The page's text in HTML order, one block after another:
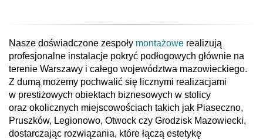
Nasze doświadczone zespoły montażowe realizują
profesjonalne instalacje pokryć podłogowych głównie na
terenie Warszawy i całego województwa mazowieckiego.
Z dumą możemy pochwalić się licznymi realizacjami
w prestiżowych obiektach biznesowych w stolicy
oraz okolicznych miejscowościach takich jak Piaseczno,
Pruszków, Legionowo, Otwock czy Grodzisk Mazowiecki,
dostarczając rozwiązania, które łączą estetykę